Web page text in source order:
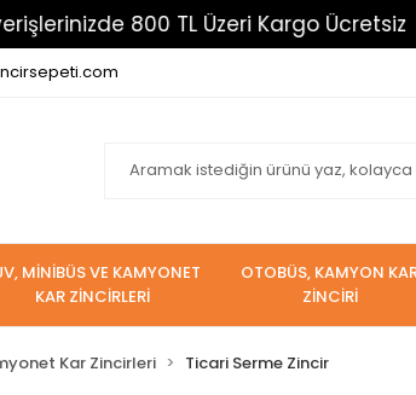
800 TL Üzeri Kargo Ücretsiz
MİNİBÜS VE KAMYONET
KAR ZİNCİRLERİ
OTOBÜS, KAMYON
ZİNCİRİ
Kar Zincirleri Ticari Serme Zincir